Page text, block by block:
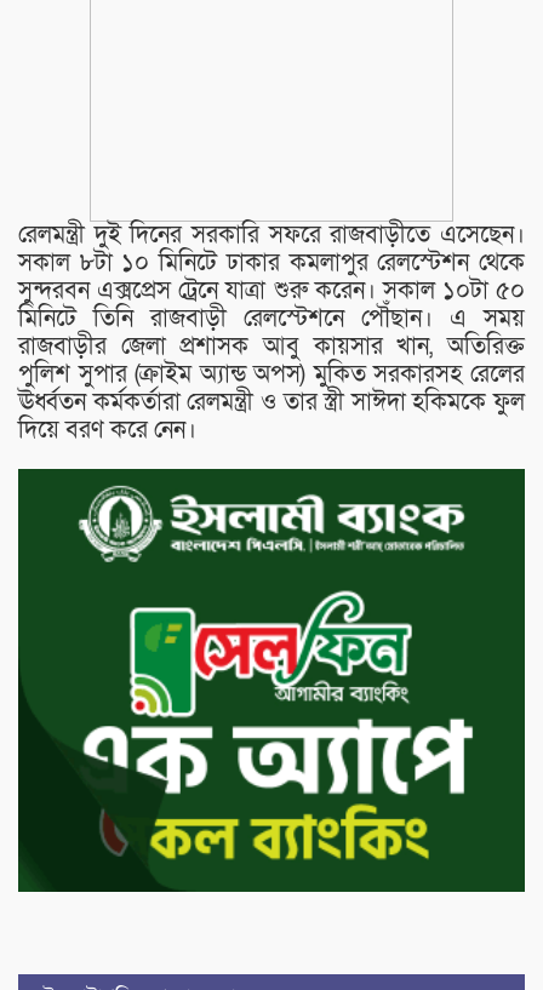
রেলমন্ত্রী দুই দিনের সরকারি সফরে রাজবাড়ীতে এসেছেন।
সকাল ৮টা ১০ মিনিটে ঢাকার কমলাপুর রেলস্টেশন থেকে
সুন্দরবন এক্সপ্রেস ট্রেনে যাত্রা শুরু করেন। সকাল ১০টা ৫০
মিনিটে তিনি রাজবাড়ী রেলস্টেশনে পৌঁছান। এ সময়
রাজবাড়ীর জেলা প্রশাসক আবু কায়সার খান, অতিরিক্ত
পুলিশ সুপার (ক্রাইম অ্যান্ড অপস) মুকিত সরকারসহ রেলের
ঊর্ধ্বতন কর্মকর্তারা রেলমন্ত্রী ও তার স্ত্রী সাঈদা হকিমকে ফুল
দিয়ে বরণ করে নেন।